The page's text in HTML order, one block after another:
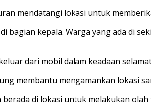
mendatangi lokasi untuk
kepala. Warga yang ada di
dari mobil dalam keadaan
membantu mengamankan lokasi
di lokasi untuk melakukan